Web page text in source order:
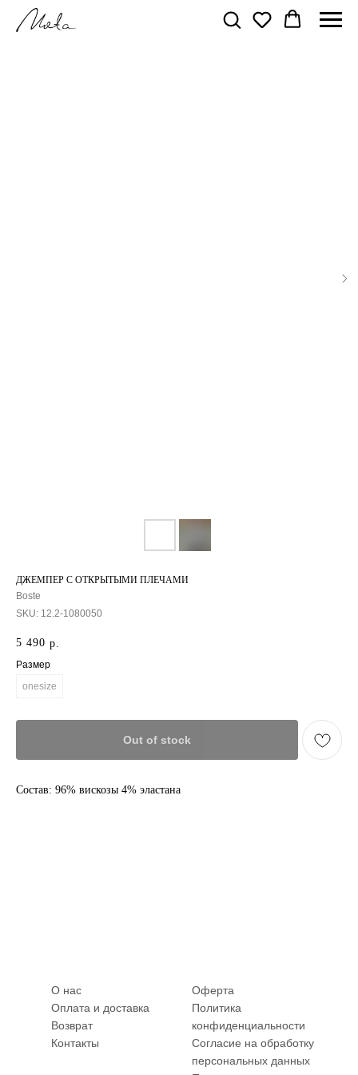
ДЖЕМПЕР С ОТКРЫТЫМИ ПЛЕЧАМИ
Boste
SKU: 12.2-1080050
5 490 р.
Размер
onesize
Out of stock
Состав: 96% вискозы 4% эластана
О нас
Оплата и доставка
Возврат
Контакты
Оферта
Политика
конфиденциальности
Согласие на обработку
персональных данных